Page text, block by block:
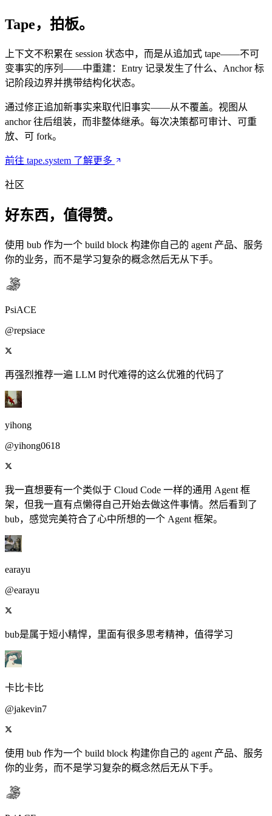
Tape，拍板。
上下文不积累在 session 状态中，而是从追加式 tape——不可
变事实的序列——中重建：Entry 记录发生了什么、Anchor 标
记阶段边界并携带结构化状态。
通过修正追加新事实来取代旧事实——从不覆盖。视图从
anchor 往后组装，而非整体继承。每次决策都可审计、可重
放、可 fork。
前往 tape.system 了解更多
社区
好东西，值得赞。
使用 bub 作为一个 build block 构建你自己的 agent 产品、服务
你的业务，而不是学习复杂的概念然后无从下手。
PsiACE
@repsiace
再强烈推荐一遍 LLM 时代难得的这么优雅的代码了
yihong
@yihong0618
我一直想要有一个类似于 Cloud Code 一样的通用 Agent 框
架，但我一直有点懒得自己开始去做这件事情。然后看到了
bub，感觉完美符合了心中所想的一个 Agent 框架。
earayu
@earayu
bub是属于短小精悍，里面有很多思考精神，值得学习
卡比卡比
@jakevin7
使用 bub 作为一个 build block 构建你自己的 agent 产品、服务
你的业务，而不是学习复杂的概念然后无从下手。